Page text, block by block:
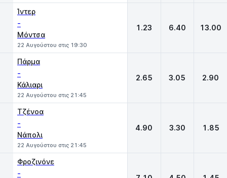
Ίντερ
-
Μόντσα
22 Αυγούστου στις 19:30
1.23 6.40 13.00
Πάρμα
-
Κάλιαρι
22 Αυγούστου στις 21:45
2.65 3.05 2.90
Τζένοα
-
Νάπολι
22 Αυγούστου στις 21:45
4.90 3.30 1.85
Φροζινόνε
-